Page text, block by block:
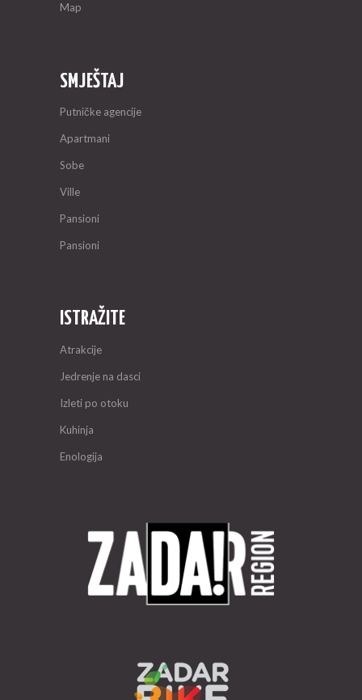
Map
SMJEŠTAJ
Putničke agencije
Apartmani
Sobe
Ville
Pansioni
Pansioni
ISTRAŽITE
Atrakcije
Jedrenje na dasci
Izleti po otoku
Kuhinja
Enologija